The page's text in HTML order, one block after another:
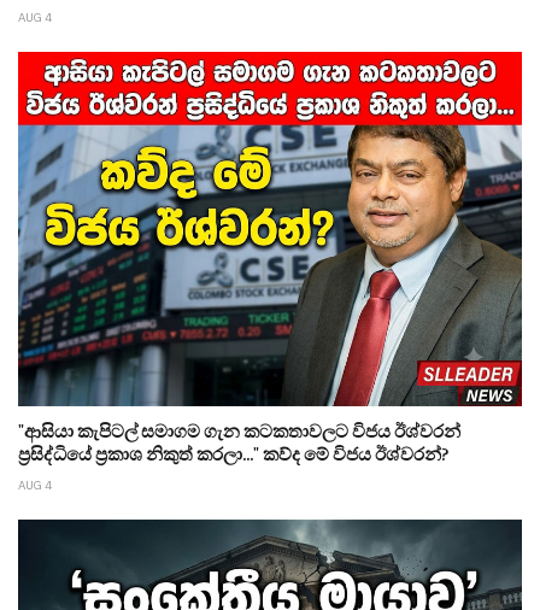
AUG 4
"ආසියා කැපිටල් සමාගම ගැන කටකතාවලට විජය ඊශ්වරන්
ප්‍රසිද්ධියේ ප්‍රකාශ නිකුත් කරලා..." කව්ද මේ විජය ඊශ්වරන්?
AUG 4